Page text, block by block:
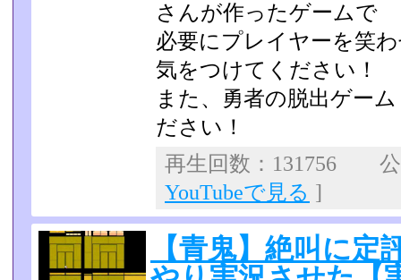
さんが作ったゲームで
必要にプレイヤーを笑
気をつけてください！
また、勇者の脱出ゲー
ださい！
再生回数：131756
YouTubeで見る ]
【青鬼】絶叫に